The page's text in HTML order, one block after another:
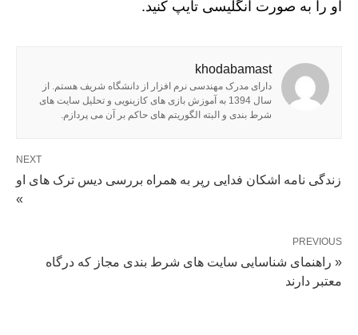
او را به صورت انگلیسی تایپ کنید.
khodabamast
دارای مدرک مهندسی نرم افزار از دانشگاه شریف هستم. از
سال 1394 به آموزش بازی های کازینویی و تحلیل سایت های
شرط بندی و البته الگوریتم های حاکم بر آن می پردازم.
NEXT
زندگی نامه اشکان فدایی رپر به همراه بررسی دیس ترک های او
»
PREVIOUS
« راهنمای شناسایی سایت های شرط بندی مجاز که درگاه
معتبر دارند